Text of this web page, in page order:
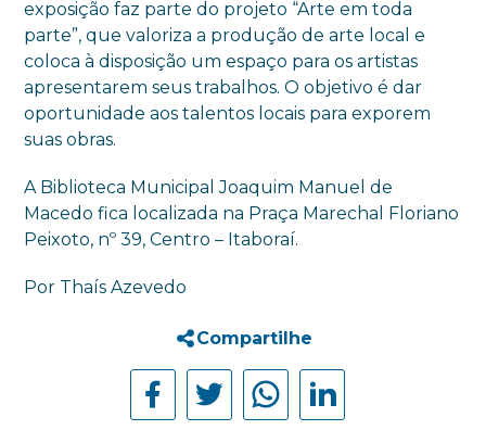
exposição faz parte do projeto “Arte em toda
parte”, que valoriza a produção de arte local e
coloca à disposição um espaço para os artistas
apresentarem seus trabalhos. O objetivo é dar
oportunidade aos talentos locais para exporem
suas obras.
A Biblioteca Municipal Joaquim Manuel de
Macedo fica localizada na Praça Marechal Floriano
Peixoto, nº 39, Centro – Itaboraí.
Por Thaís Azevedo
Compartilhe